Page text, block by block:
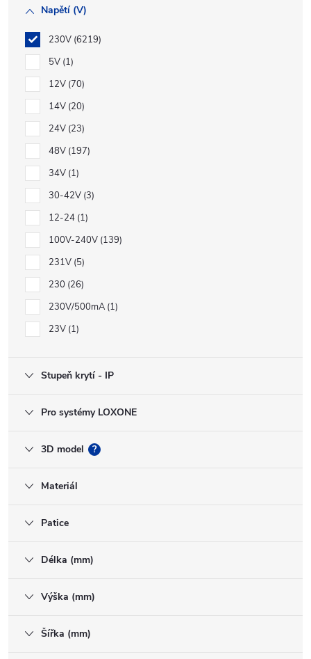
Napětí (V)
230V 6219
5V 1
12V 70
14V 20
24V 23
48V 197
34V 1
30-42V 3
12-24 1
100V-240V 139
231V 5
230 26
230V/500mA 1
23V 1
Stupeň krytí - IP
Pro systémy LOXONE
3D model ?
Materiál
Patice
Délka (mm)
Výška (mm)
Šířka (mm)